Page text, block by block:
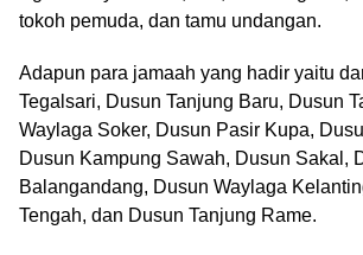
tokoh pemuda, dan tamu undangan.
Adapun para jamaah yang hadir yaitu
Tegalsari, Dusun Tanjung Baru, Dusun
Waylaga Soker, Dusun Pasir Kupa,
Dusun Kampung Sawah, Dusun Sakal,
Balangandang, Dusun Waylaga
Tengah, dan Dusun Tanjung Rame.